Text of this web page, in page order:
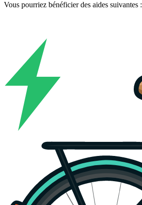
Vous pourriez bénéficier des aides suivantes :